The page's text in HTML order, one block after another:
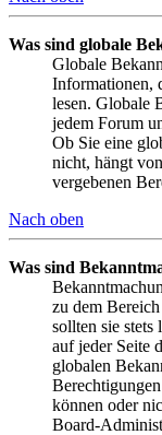
Was sind globale
Globale
Informationen,
lesen. Globale
jedem Forum
Ob Sie eine
nicht, hängt
vergebenen
Nach oben
Was sind
zu dem
sollten sie stets
auf jeder Seite
globalen
können oder
Board-